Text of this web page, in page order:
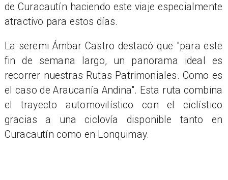
de Curacautín haciendo este viaje especialmente
atractivo para estos días.
La seremi Ámbar Castro destacó que "para este
fin de semana largo, un panorama ideal es
recorrer nuestras Rutas Patrimoniales. Como es
el caso de Araucanía Andina". Esta ruta combina
el trayecto automovilístico con el ciclístico
gracias a una ciclovía disponible tanto en
Curacautín como en Lonquimay.